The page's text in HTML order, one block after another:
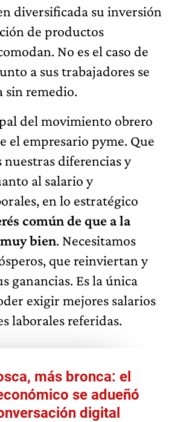
diversificada su inversión
de productos
No es el caso de
a sus trabajadores se
sin remedio.
del movimiento obrero
el empresario pyme. Que
nuestras diferencias y
al salario y
en lo estratégico
común de que a la
bien. Necesitamos
que reinviertan y
ganancias. Es la única
exigir mejores salarios
laborales referidas.
más bronca: el
se adueñó
digital